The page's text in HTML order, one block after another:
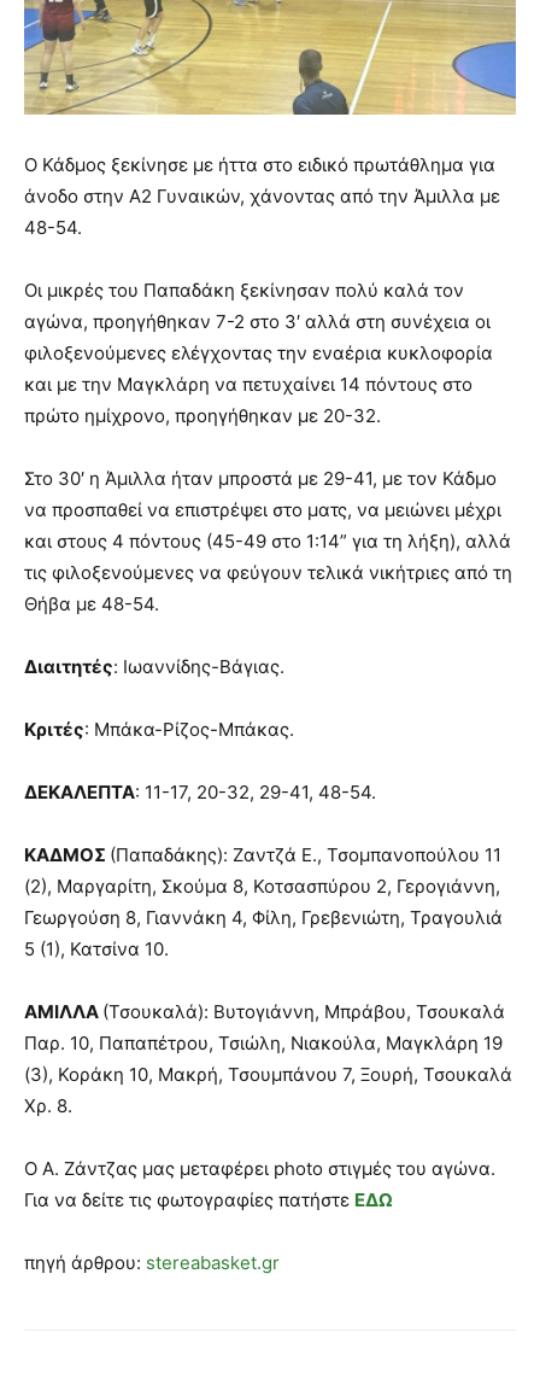
Ο Κάδμος ξεκίνησε με ήττα στο ειδικό πρωτάθλημα για
άνοδο στην Α2 Γυναικών, χάνοντας από την Άμιλλα με
48-54.
Οι μικρές του Παπαδάκη ξεκίνησαν πολύ καλά τον
αγώνα, προηγήθηκαν 7-2 στο 3′ αλλά στη συνέχεια οι
φιλοξενούμενες ελέγχοντας την εναέρια κυκλοφορία
και με την Μαγκλάρη να πετυχαίνει 14 πόντους στο
πρώτο ημίχρονο, προηγήθηκαν με 20-32.
Στο 30′ η Άμιλλα ήταν μπροστά με 29-41, με τον Κάδμο
να προσπαθεί να επιστρέψει στο ματς, να μειώνει μέχρι
και στους 4 πόντους (45-49 στο 1:14” για τη λήξη), αλλά
τις φιλοξενούμενες να φεύγουν τελικά νικήτριες από τη
Θήβα με 48-54.
Διαιτητές: Ιωαννίδης-Βάγιας.
Κριτές: Μπάκα-Ρίζος-Μπάκας.
ΔΕΚΑΛΕΠΤΑ: 11-17, 20-32, 29-41, 48-54.
ΚΑΔΜΟΣ (Παπαδάκης): Ζαντζά Ε., Τσομπανοπούλου 11
(2), Μαργαρίτη, Σκούμα 8, Κοτσασπύρου 2, Γερογιάννη,
Γεωργούση 8, Γιαννάκη 4, Φίλη, Γρεβενιώτη, Τραγουλιά
5 (1), Κατσίνα 10.
ΑΜΙΛΛΑ (Τσουκαλά): Βυτογιάννη, Μπράβου, Τσουκαλά
Παρ. 10, Παπαπέτρου, Τσιώλη, Νιακούλα, Μαγκλάρη 19
(3), Κοράκη 10, Μακρή, Τσουμπάνου 7, Ξουρή, Τσουκαλά
Χρ. 8.
Ο Α. Ζάντζας μας μεταφέρει photo στιγμές του αγώνα.
Για να δείτε τις φωτογραφίες πατήστε ΕΔΩ
πηγή άρθρου: stereabasket.gr